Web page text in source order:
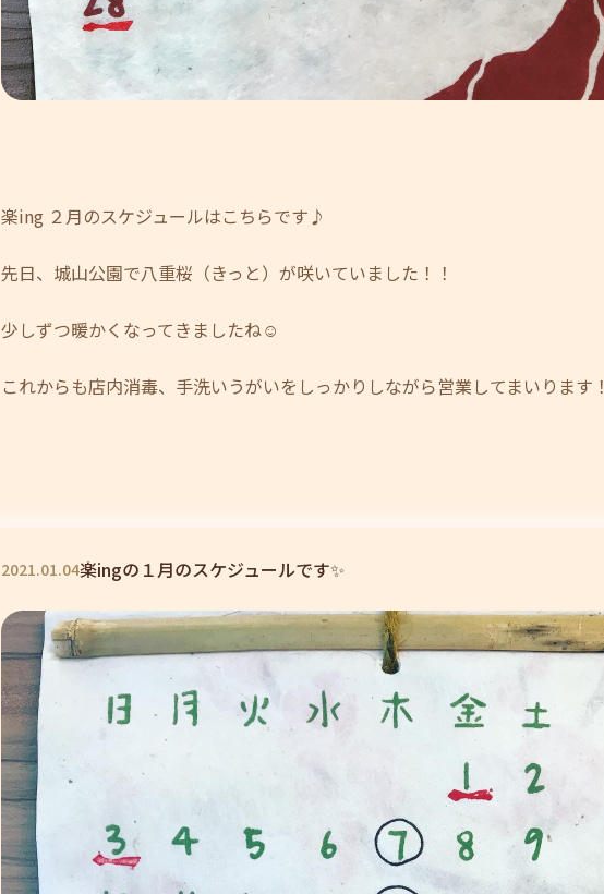
楽ing ２月のスケジュールはこちらです♪
先日、城山公園で八重桜（きっと）が咲いていました！！
少しずつ暖かくなってきましたね☺︎
これからも店内消毒、手洗いうがいをしっかりしながら営業してまいります！
2021.01.04楽ingの１月のスケジュールです✨